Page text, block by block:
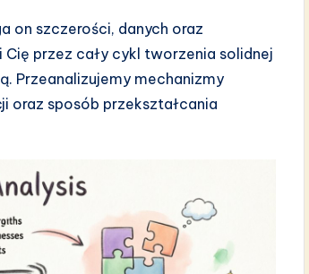
on szczerości, danych oraz
przez cały cykl tworzenia solidnej
Przeanalizujemy mechanizmy
oraz sposób przekształcania